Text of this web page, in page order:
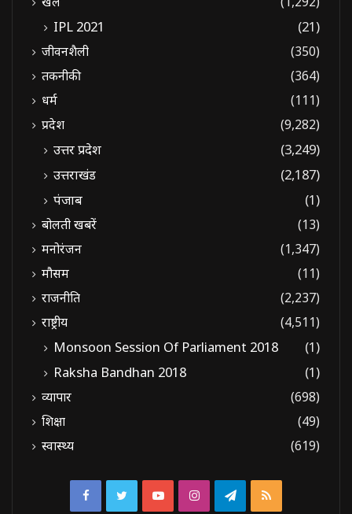
IPL 2021 (21)
जीवनशैली
(350)
तकनीकी
(364)
धर्म
(111)
प्रदेश
(9,282)
उत्तर प्रदेश
(3,249)
उत्तराखंड
(2,187)
पंजाब
(1)
बोलती खबरें
(13)
मनोरंजन
(1,347)
मौसम
(11)
राजनीति
(2,237)
राष्ट्रीय
(4,511)
Monsoon Session Of Parliament 2018
(1)
Raksha Bandhan 2018
(1)
व्यापार
(698)
शिक्षा
(49)
स्वास्थ्य
(619)
FacebookTwitterYouTubeInstagramTelegram
RSS